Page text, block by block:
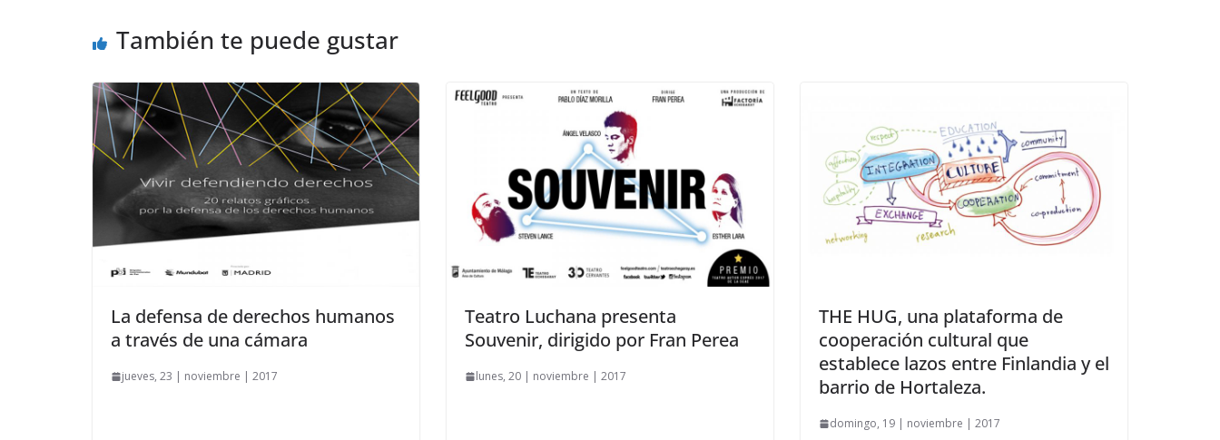
También te puede gustar
La defensa de derechos humanos
a través de una cámara
jueves, 23 | noviembre | 2017
Teatro Luchana presenta
Souvenir, dirigido por Fran Perea
lunes, 20 | noviembre | 2017
THE HUG, una plataforma de
cooperación cultural que
establece lazos entre Finlandia y el
barrio de Hortaleza.
domingo, 19 | noviembre | 2017